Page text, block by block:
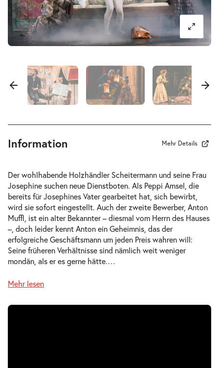
Frühere Verhältnisse | Von nun an
ging’s bergab-
Di.
05.01.2027
Di. 05.01.2027
Frühere Verhältnisse | Von nun an
Frühere Verhältnisse | Von nun an
ging’s bergab-
Mi.
10.03.2027
Mi. 10.03.2027
18:30–20:05 Uhr
Information Mehr Details
Der wohlhabende Holzhändler Scheitermann und seine Frau
Josephine suchen neue Dienstboten. Als Peppi Amsel, die
bereits für Josephines Vater gearbeitet hat, sich bewirbt,
wird sie sofort eingestellt. Auch der zweite Bewerber, Anton
Muffl, ist ein alter Bekannter – diesmal vom Herrn des Hauses
–, doch leider kennt Anton ein Geheimnis, das der
erfolgreiche Geschäftsmann um jeden Preis wahren will:
Seine früheren Verhältnisse sind nämlich weit weniger
mondän, als er es gerne hätte.…
Mehr lesen